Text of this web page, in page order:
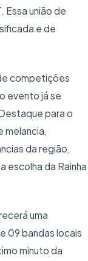
Essa união de
e de
competições
evento já se
para o
melancia,
da região,
escolha da Rainha
uma
09 bandas locais
minuto da